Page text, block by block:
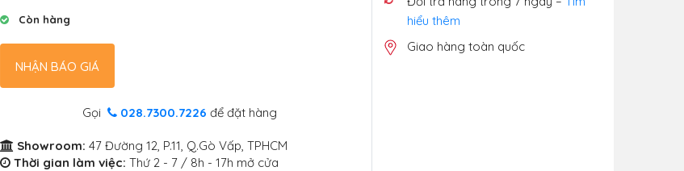
Còn hàng
NHẬN BÁO GIÁ
Gọi 028.7300.7226 để đặt hàng
Showroom: 47 Đường 12, P.11, Q.Gò Vấp, TPHCM
Thời gian làm việc: Thứ 2 - 7 / 8h - 17h mở cửa
hiểu thêm
Giao hàng toàn quốc